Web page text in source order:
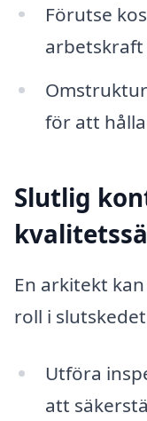
Förutse
arbetskraft
för att
Slutlig
En arkitekt
roll i
Utföra
att